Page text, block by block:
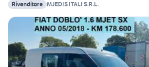
Rivenditore MJEDIS ITALI S.R.L.